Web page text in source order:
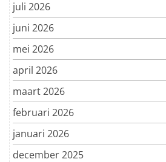
juli 2026
juni 2026
mei 2026
april 2026
maart 2026
februari 2026
januari 2026
december 2025